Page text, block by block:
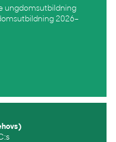
ungdomsutbildning
2026–